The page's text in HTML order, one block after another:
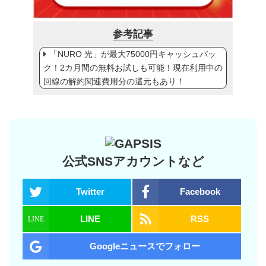
参考記事
「NURO 光」が最大75000円キャッシュバッ
ク！2カ月間の無料お試しも可能！現在利用中の
回線の解約関連費用分の還元もあり！
公式SNSアカウントなど
Twitter Facebook
LINE RSS
Googleニュースでフォロー